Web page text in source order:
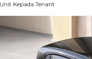
Kepada Tenant